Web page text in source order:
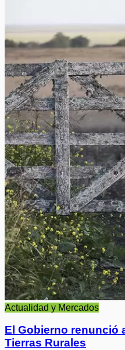
Actualidad y Mercados
El Gobierno renunció
Tierras Rurales